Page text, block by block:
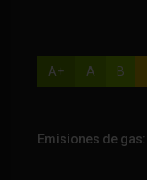
A+ A B
Emisiones de gas: